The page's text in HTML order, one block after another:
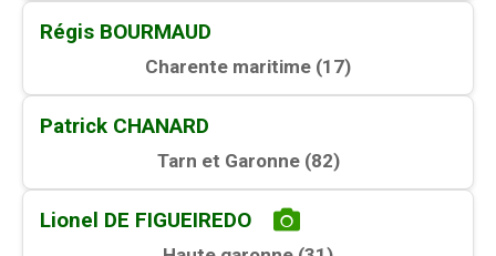
Régis BOURMAUD
Charente maritime (17)
Patrick CHANARD
Tarn et Garonne (82)
Lionel DE FIGUEIREDO